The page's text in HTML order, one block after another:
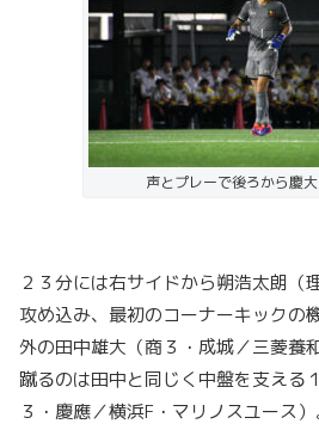
声とプレーで後ろから慶
２３分には右サイドから朔浩太朗（
攻め込み、最初のコーナーキックの
外の田中雄大（商３・成城／三菱養
蹴るのは田中と同じく中盤を支える
３・慶應／横浜F・マリノスユース